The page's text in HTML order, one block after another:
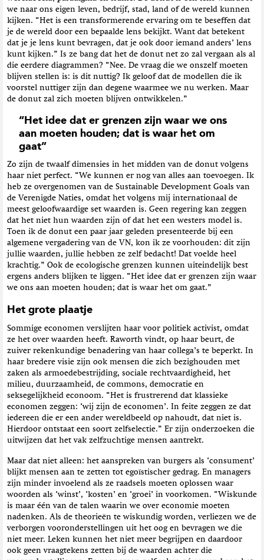
we naar ons eigen leven, bedrijf, stad, land of de wereld kunnen
kijken. “Het is een transformerende ervaring om te beseffen dat
je de wereld door een bepaalde lens bekijkt. Want dat betekent
dat je je lens kunt bevragen, dat je ook door iemand anders’ lens
kunt kijken.” Is ze bang dat het de donut net zo zal vergaan als al
die eerdere diagrammen? “Nee. De vraag die we onszelf moeten
blijven stellen is: is dit nuttig? Ik geloof dat de modellen die ik
voorstel nuttiger zijn dan degene waarmee we nu werken. Maar
de donut zal zich moeten blijven ontwikkelen.”
“Het idee dat er grenzen zijn waar we ons
aan moeten houden; dat is waar het om
gaat”
Zo zijn de twaalf dimensies in het midden van de donut volgens
haar niet perfect. “We kunnen er nog van alles aan toevoegen. Ik
heb ze overgenomen van de Sustainable Development Goals van
de Verenigde Naties, omdat het volgens mij internationaal de
meest geloofwaardige set waarden is. Geen regering kan zeggen
dat het niet hun waarden zijn of dat het een westers model is.
Toen ik de donut een paar jaar geleden presenteerde bij een
algemene vergadering van de VN, kon ik ze voorhouden: dit zijn
jullie waarden, jullie hebben ze zelf bedacht! Dat voelde heel
krachtig.” Ook de ecologische grenzen kunnen uiteindelijk best
ergens anders blijken te liggen. “Het idee dat er grenzen zijn waar
we ons aan moeten houden; dat is waar het om gaat.”
Het grote plaatje
Sommige economen verslijten haar voor politiek activist, omdat
ze het over waarden heeft. Raworth vindt, op haar beurt, de
zuiver rekenkundige benadering van haar collega’s te beperkt. In
haar bredere visie zijn ook mensen die zich bezighouden met
zaken als armoedebestrijding, sociale rechtvaardigheid, het
milieu, duurzaamheid, de commons, democratie en
seksegelijkheid econoom. “Het is frustrerend dat klassieke
economen zeggen: ‘wij zijn de economen’. In feite zeggen ze dat
iedereen die er een ander wereldbeeld op nahoudt, dat niet is.
Hierdoor ontstaat een soort zelfselectie.” Er zijn onderzoeken die
uitwijzen dat het vak zelfzuchtige mensen aantrekt.
Maar dat niet alleen: het aanspreken van burgers als ‘consument’
blijkt mensen aan te zetten tot egoïstischer gedrag. En managers
zijn minder invoelend als ze raadsels moeten oplossen waar
woorden als ‘winst’, ‘kosten’ en ‘groei’ in voorkomen. “Wiskunde
is maar één van de talen waarin we over economie moeten
nadenken. Als de theorieën te wiskundig worden, verliezen we de
verborgen vooronderstellingen uit het oog en bevragen we die
niet meer. Leken kunnen het niet meer begrijpen en daardoor
ook geen vraagtekens zetten bij de waarden achter die